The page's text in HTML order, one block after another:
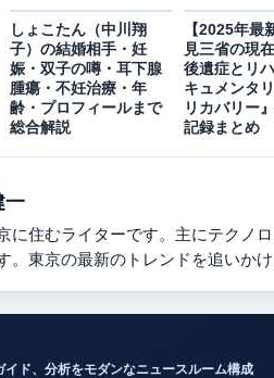
しょこたん（中川翔
子）の結婚相手・妊
娠・双子の噂・耳下腺
腫瘍・不妊治療・年
齢・プロフィールまで
総合解説
【2025年最
見三省の現
後遺症とリ
キュメンタ
リカバリー
記録まとめ
一
に住むライターです。主にテクノ
。東京の最新のトレンドを追いか
イド、分析をモダンなニュースルーム構成